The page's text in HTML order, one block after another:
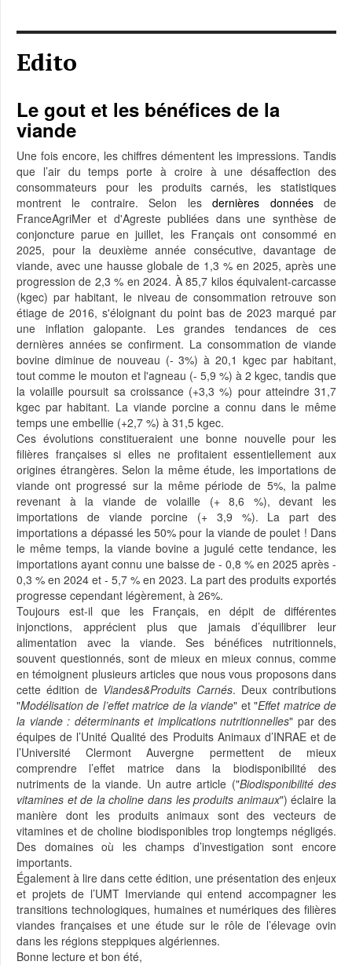
Edito
Le gout et les bénéfices de la
viande
Une fois encore, les chiffres démentent les impressions. Tandis
que l’air du temps porte à croire à une désaffection des
consommateurs pour les produits carnés, les statistiques
montrent le contraire. Selon lesdernières donnéesde
FranceAgriMer et d'Agreste publiées dans une synthèse de
conjoncture parue en juillet, les Français ont consommé en
2025, pour la deuxième année consécutive, davantage de
viande, avec une hausse globale de 1,3 % en 2025, après une
progression de 2,3 % en 2024. À 85,7 kilos équivalent-carcasse
(kgec) par habitant, le niveau de consommation retrouve son
étiage de 2016, s'éloignant du point bas de 2023 marqué par
une inflation galopante. Les grandes tendances de ces
dernières années se confirment. La consommation de viande
bovine diminue de nouveau (- 3%) à 20,1 kgec par habitant,
tout comme le mouton et l'agneau (- 5,9 %) à 2 kgec, tandis que
la volaille poursuit sa croissance (+3,3 %) pour atteindre 31,7
kgec par habitant. La viande porcine a connu dans le même
temps une embellie (+2,7 %) à 31,5 kgec.
Ces évolutions constitueraient une bonne nouvelle pour les
filières françaises si elles ne profitaient essentiellement aux
origines étrangères. Selon la même étude, les importations de
viande ont progressé sur la même période de 5%, la palme
revenant à la viande de volaille (+ 8,6 %), devant les
importations de viande porcine (+ 3,9 %). La part des
importations a dépassé les 50% pour la viande de poulet ! Dans
le même temps, la viande bovine a jugulé cette tendance, les
importations ayant connu une baisse de - 0,8 % en 2025 après -
0,3 % en 2024 et - 5,7 % en 2023. La part des produits exportés
progresse cependant légèrement, à 26%.
Toujours est-il que les Français, en dépit de différentes
injonctions, apprécient plus que jamais d’équilibrer leur
alimentation avec la viande. Ses bénéfices nutritionnels,
souvent questionnés, sont de mieux en mieux connus, comme
en témoignent plusieurs articles que nous vous proposons dans
cette édition de Viandes&Produits Carnés. Deux contributions
"Modélisation de l’effet matrice de la viande" et "Effet matrice de
la viande : déterminants et implications nutritionnelles" par des
équipes de l’Unité Qualité des Produits Animaux d’INRAE et de
l’Université Clermont Auvergne permettent de mieux
comprendre l’effet matrice dans la biodisponibilité des
nutriments de la viande. Un autre article ("Biodisponibilité des
vitamines et de la choline dans les produits animaux") éclaire la
manière dont les produits animaux sont des vecteurs de
vitamines et de choline biodisponibles trop longtemps négligés.
Des domaines où les champs d’investigation sont encore
importants.
Également à lire dans cette édition, une présentation des enjeux
et projets de l’UMT Imerviande qui entend accompagner les
transitions technologiques, humaines et numériques des filières
viandes françaises et une étude sur le rôle de l’élevage ovin
dans les régions steppiques algériennes.
Bonne lecture et bon été,